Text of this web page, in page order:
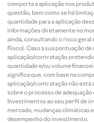
comporta a aplicação nos
questão, bem como se há
quantidade para a aplicação
informações diretamente no
ainda, consultando o risco geral
Risco). Caso a sua pontuação
aplicação/contratação
quantidade e/ou volume
significa que, com base na
aplicação/contratação não está
sobre o processo de
Investimentos ao seu perfil de
mercado, mudanças climáticas
desempenho do investimento.